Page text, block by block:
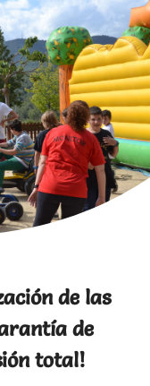
de las
de
total!